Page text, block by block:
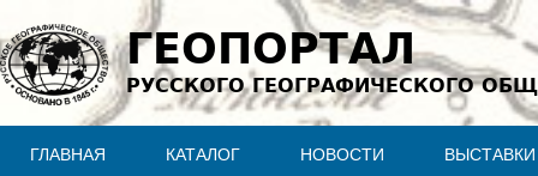
Jump to navigation
ГЕОПОРТАЛ
РУССКОГО ГЕОГРАФИЧЕСКОГО
ГЛАВНАЯ КАТАЛОГ НОВОСТИ ВЫСТАВКИ